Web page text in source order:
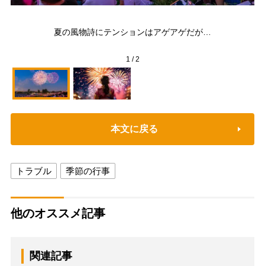
夏の風物詩にテンションはアゲアゲだが…
1 /2
本文に戻る
トラブル 季節の行事
他のオススメ記事
関連記事